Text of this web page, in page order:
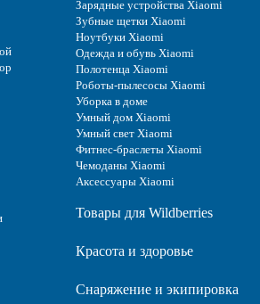
Зарядные устройства Xiaomi
Зубные щетки Xiaomi
Ноутбуки Xiaomi
Одежда и обувь Xiaomi
Полотенца Xiaomi
Роботы-пылесосы Xiaomi
Уборка в доме
Умный дом Xiaomi
Умный свет Xiaomi
Фитнес-браслеты Xiaomi
Чемоданы Xiaomi
Аксессуары Xiaomi
Товары для Wildberries
Красота и здоровье
Снаряжение и экипировка